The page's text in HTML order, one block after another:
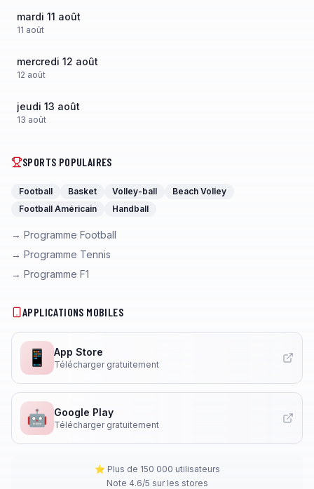
mardi 11 août
11 août
mercredi 12 août
12 août
jeudi 13 août
13 août
SPORTS POPULAIRES
Football Basket Volley-ball
Beach Volley
Football Américain
Handball
→ Programme Football
→ Programme Tennis
→ Programme F1
APPLICATIONS MOBILES
📱 App Store
Télécharger gratuitement
🤖 Google Play
Télécharger gratuitement
⭐ Plus de 150 000 utilisateurs
Note 4.6/5 sur les stores